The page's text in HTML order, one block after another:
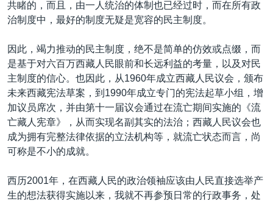
共睹的，而且，由一人统治的体制也已经过时，而在所有政
治制度中，最好的制度无疑是宽容的民主制度。
因此，竭力推动的民主制度，绝不是简单的仿效或点缀，而
是基于对六百万西藏人民眼前和长远利益的考量，以及对民
主制度的信心。也因此，从1960年成立西藏人民议会，颁布
未来西藏宪法草案，到1990年成立专门的宪法起草小组，增
加议员席次，并由第十一届议会通过在流亡期间实施的《流
亡藏人宪章》，从而实现名副其实的法治；西藏人民议会也
成为拥有完整法律依据的立法机构等，就流亡状态而言，尚
可称是不小的成就。
西历2001年，在西藏人民的政治领袖应该由人民直接选举产
生的想法获得实施以来，我就不再参预日常的行政事务，处